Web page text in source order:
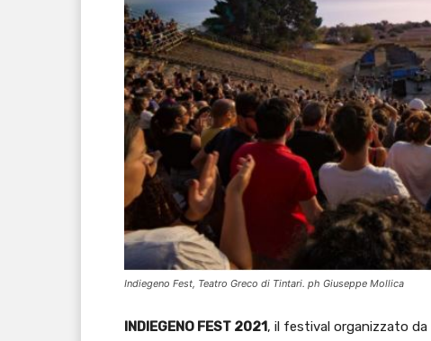
Indiegeno Fest, Teatro Greco di Tintari. ph Giuseppe Mollica
INDIEGENO FEST 2021, il festival organizzato da